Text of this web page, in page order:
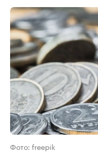
Фото: freepik